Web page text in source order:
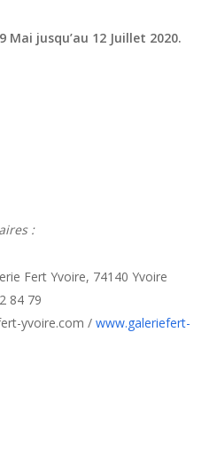
Mai jusqu’au 12 Juillet 2020.
:
Fert Yvoire, 74140 Yvoire
84 79
yvoire.com / www.galeriefert-